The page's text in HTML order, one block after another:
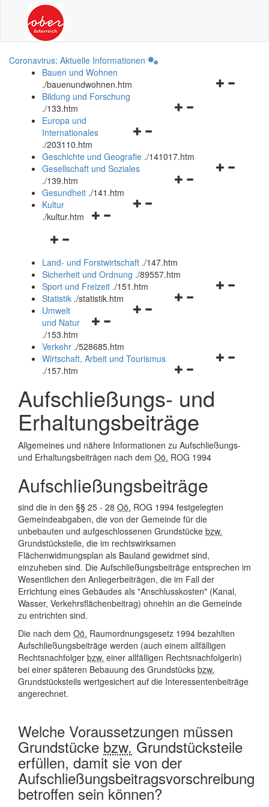
Coronavirus: Aktuelle Informationen
Bauen und Wohnen
./bauenundwohnen.htm
Navigationsmenü
Bildung und Forschung
./133.htm
Navigationsmenü
und
schließen
Europa und
Internationales
./203110.htm
Geschichte und Geografie ./141017.htm
Navigationsmenü
Gesellschaft und Soziales
./139.htm
Navigationsmenü
Gesundheit ./141.htm
Navigationsmenü
Kultur
./kultur.htm
Navigationsmenü
und
schließen
Land- und Forstwirtschaft ./147.htm
Sicherheit und Ordnung ./89557.htm
Navigationsmenü
Sport und Freizeit ./151.htm
Navigationsmenü
Statistik ./statistik.htm
Navigationsmenü
und
schließen
Umwelt
und Natur
./153.htm
Verkehr ./528685.htm
Navigationsmenü
und
schließen
Wirtschaft, Arbeit und Tourismus
./157.htm
Aufschließungs- und
Erhaltungsbeiträge
Allgemeines und nähere Informationen zu Aufschließungs-
und Erhaltungsbeiträgen nach dem Oö. ROG 1994
Aufschließungsbeiträge
sind die in den §§ 25 - 28 Oö. ROG 1994 festgelegten
Gemeindeabgaben, die von der Gemeinde für die
unbebauten und aufgeschlossenen Grundstücke bzw.
Grundstücksteile, die im rechtswirksamen
Flächenwidmungsplan als Bauland gewidmet sind,
einzuheben sind. Die Aufschließungsbeiträge entsprechen im
Wesentlichen den Anliegerbeiträgen, die im Fall der
Errichtung eines Gebäudes als "Anschlusskosten" (Kanal,
Wasser, Verkehrsflächenbeitrag) ohnehin an die Gemeinde
zu entrichten sind.
Die nach dem Oö. Raumordnungsgesetz 1994 bezahlten
Aufschließungsbeiträge werden (auch einem allfälligen
Rechtsnachfolger bzw. einer allfälligen Rechtsnachfolgerin)
bei einer späteren Bebauung des Grundstücks bzw.
Grundstücksteils wertgesichert auf die Interessentenbeiträge
angerechnet.
Welche Voraussetzungen müssen
Grundstücke bzw. Grundstücksteile
erfüllen, damit sie von der
Aufschließungsbeitragsvorschreibung
betroffen sein können?